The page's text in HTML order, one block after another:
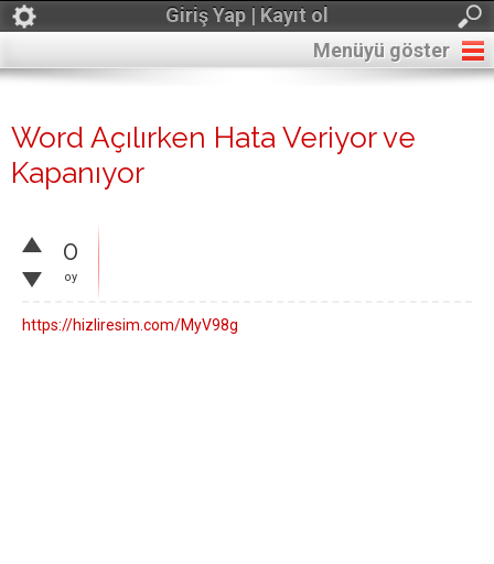
Giriş Yap | Kayıt ol
Menüyü göster
Word Açılırken Hata Veriyor ve
Kapanıyor
0
oy
https://hizliresim.com/MyV98g